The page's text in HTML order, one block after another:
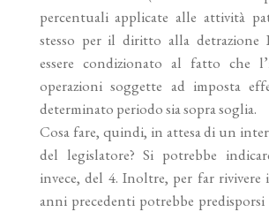
percentuali applicate alle attività
stesso per il diritto alla detrazione
essere condizionato al fatto che
operazioni soggette ad imposta
determinato periodo sia sopra soglia.
Cosa fare, quindi, in attesa di un
del legislatore? Si potrebbe
invece, del 4. Inoltre, per far
anni precedenti potrebbe